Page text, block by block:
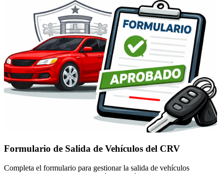
Formulario de Salida de Vehículos del CRV
Completa el formulario para gestionar la salida de vehículos